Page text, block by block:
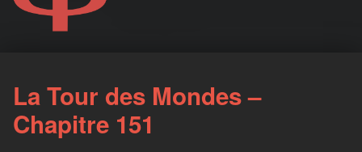
La Tour des Mondes –
Chapitre 151